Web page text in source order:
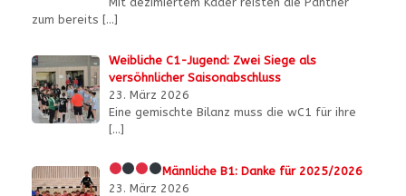
zum bereits […]
Weibliche C1-Jugend: Zwei Siege als
versöhnlicher Saisonabschluss
23. März 2026
Eine gemischte Bilanz muss die wC1 für ihre
[…]
Männliche B1: Danke für 2025/2026
23. März 2026